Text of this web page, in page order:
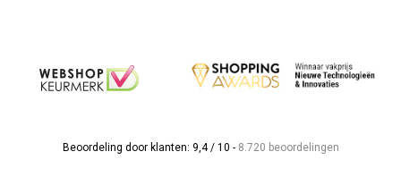
Beoordeling door klanten: 9,4 / 10 - 8.720 beoordelingen